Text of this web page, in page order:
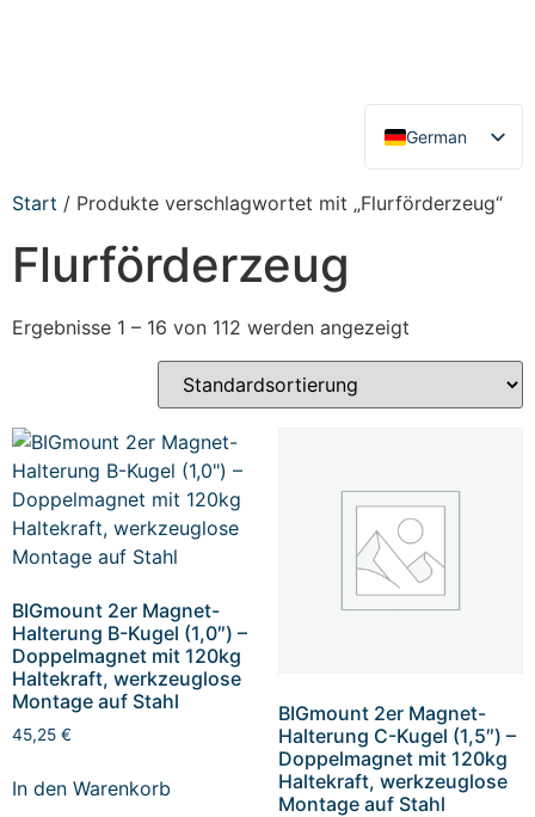
German
English
Start / Produkte verschlagwortet mit „Flurförderzeug“
Flurförderzeug
Ergebnisse 1 – 16 von 112 werden angezeigt
BIGmount 2er Magnet-
Halterung B-Kugel (1,0″) –
Doppelmagnet mit 120kg
Haltekraft, werkzeuglose
Montage auf Stahl
45,25 €
In den Warenkorb
BIGmount 2er Magnet-
Halterung C-Kugel (1,5″) –
Doppelmagnet mit 120kg
Haltekraft, werkzeuglose
Montage auf Stahl